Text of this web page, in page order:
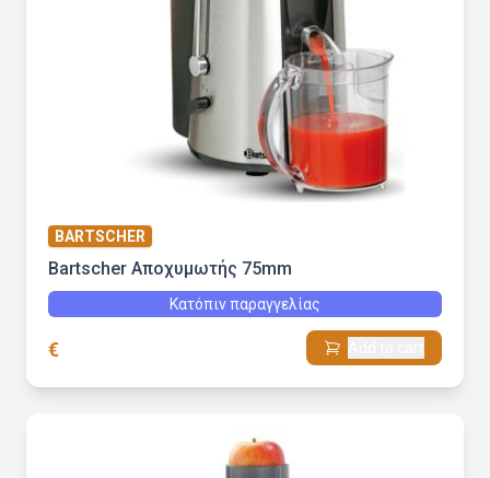
BARTSCHER
Bartscher Αποχυμωτής 75mm
Κατόπιν παραγγελίας
€